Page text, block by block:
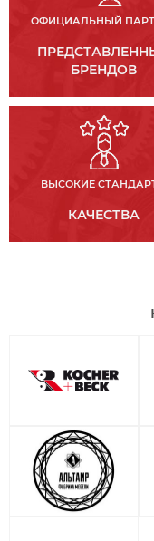
ОФИЦИАЛЬНЫЙ
БРЕНДОВ
ВЫСОКИЕ
КАЧЕСТВА